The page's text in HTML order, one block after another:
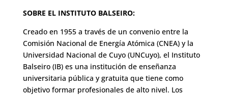
SOBRE EL INSTITUTO BALSEIRO:
Creado en 1955 a través de un convenio entre la
Comisión Nacional de Energía Atómica (CNEA) y la
Universidad Nacional de Cuyo (UNCuyo), el Instituto
Balseiro (IB) es una institución de enseñanza
universitaria pública y gratuita que tiene como
objetivo formar profesionales de alto nivel. Los